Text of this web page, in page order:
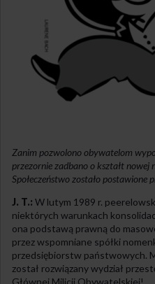
Zanim pozwolono obywatelom
przezornie zadbano o kształt nowej
Społeczeństwo zostało
J. T.: W lutym 1989 r.
niektórych warunkach
ona podstawą prawną do
przez wspomniane spółki
przedsiębiorstw państwowych.
został rozwiązany wydział
Głównej Milicji Obywatelskiej!